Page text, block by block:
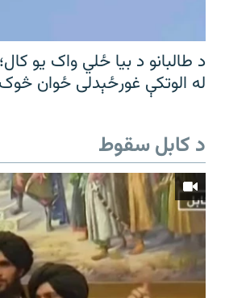
د طالبانو د بیا ځلي واک یو
له الوتکې غورځېدلی ځوان
د کابل سقوط